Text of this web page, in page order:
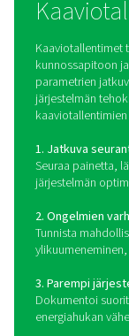
PMH PM
Tiedot
ja S 6 -